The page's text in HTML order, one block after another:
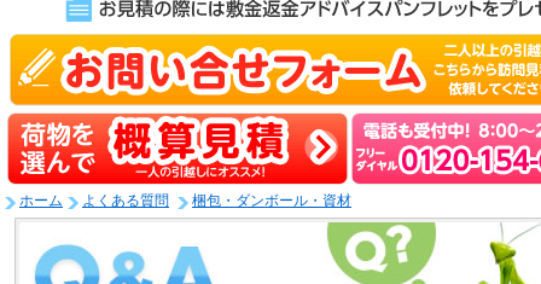
ホーム よくある質問 梱包・ダンボール・資材